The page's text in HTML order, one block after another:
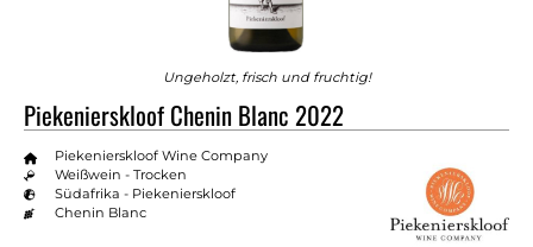
Ungeholzt, frisch und fruchtig!
Piekenierskloof Chenin Blanc 2022
Piekenierskloof Wine Company
Weißwein - Trocken
Südafrika - Piekenierskloof
Chenin Blanc